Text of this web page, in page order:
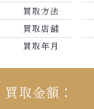
買取方法
買取店舗
買取年月
買取金額：